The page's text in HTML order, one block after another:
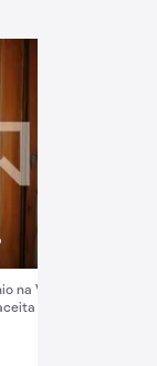
na Vila Joao Ramalho,
pets.